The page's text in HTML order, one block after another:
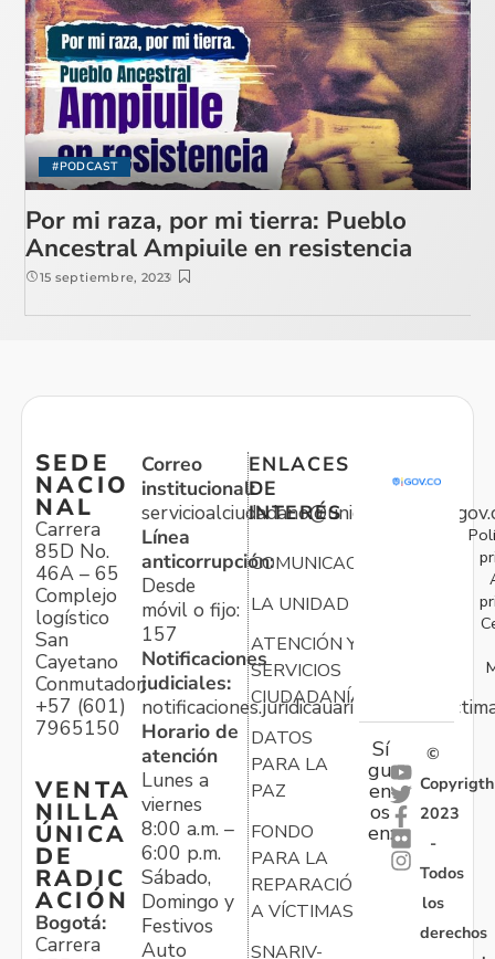
#PODCAST
Por mi raza, por mi tierra: Pueblo
Ancestral Ampiuile en resistencia
15 septiembre, 2023
SEDE
NACIO
NAL
Carrera
85D No.
46A – 65
Complejo
logístico
San
Cayetano
Conmutador:
+57 (601)
7965150
VENTA
NILLA
ÚNICA
DE
RADIC
ACIÓN
Bogotá:
Carrera
Correo
institucional:
Línea
anticorrupción:
Desde
móvil o fijo:
157
Notificaciones
judiciales:
Horario de
atención
Lunes a
viernes
8:00 a.m. –
6:00 p.m.
Sábado,
Domingo y
Festivos
Auto
ENLACES
DE
INTERÉS
COMUNICACIONES
LA UNIDAD
ATENCIÓN Y
SERVICIOS
CIUDADANÍA
DATOS
PARA LA
PAZ
FONDO
PARA LA
REPARACIÓN
A VÍCTIMAS
SNARIV-
Sí
gu
en
os
en:
©
Copyrigth
2023
-
Todos
los
derechos